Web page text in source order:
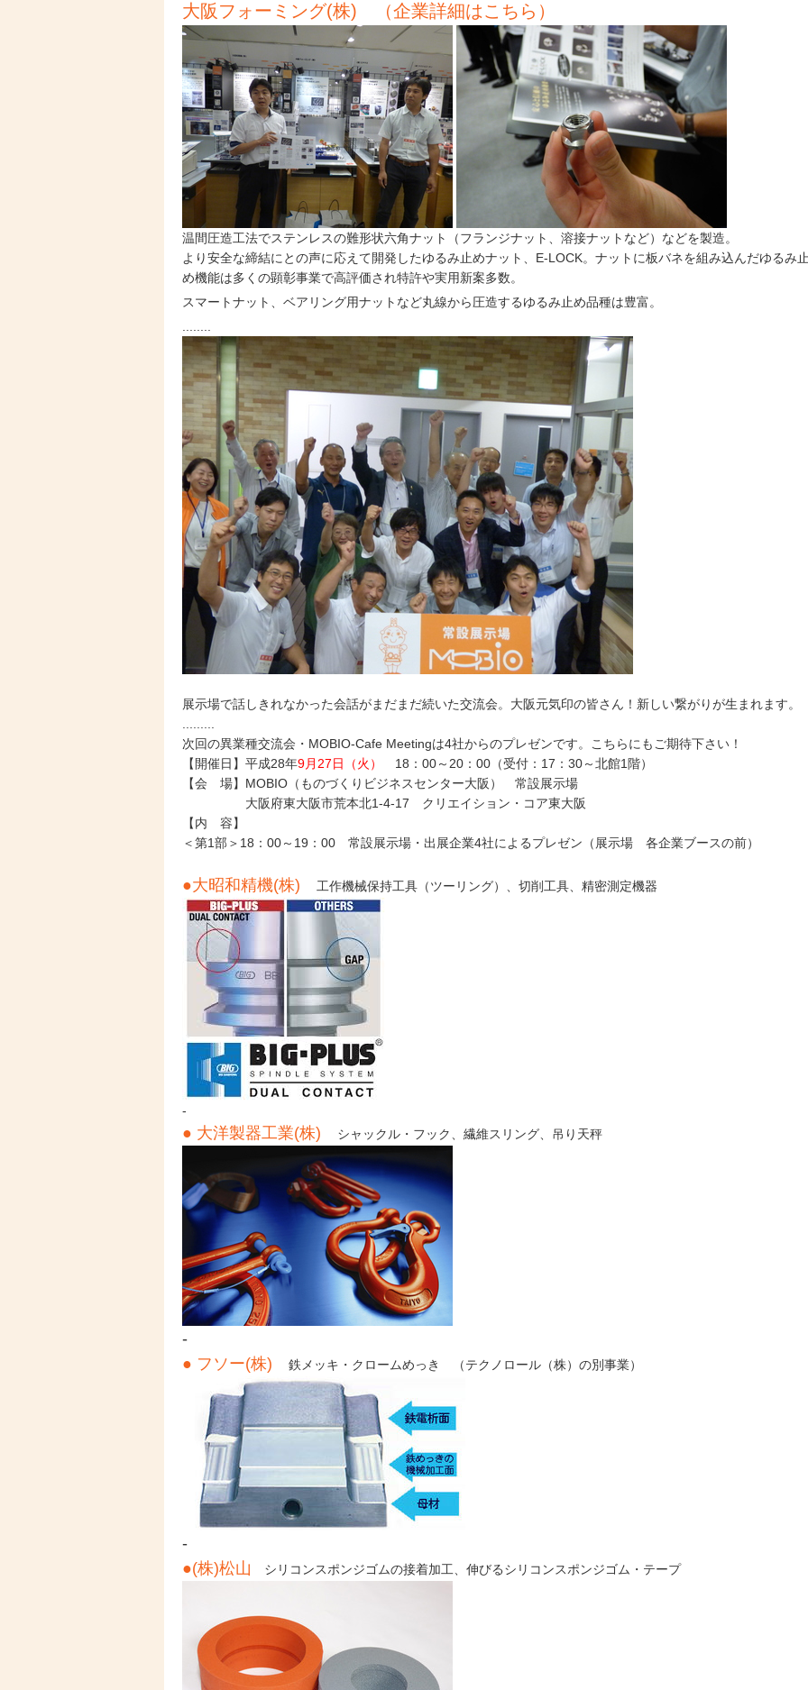
大阪フォーミング(株) （企業詳細はこちら）
温間圧造工法でステンレスの難形状六角ナット（フランジナット、溶接ナットなど）などを製造。
より安全な締結にとの声に応えて開発したゆるみ止めナット、E-LOCK。 ナットに板バネを組み込んだゆるみ
め機能は多くの顕彰事業で高評価され特許や実用新案多数。
スマートナット、 ベアリング用ナットなど丸線から圧造するゆるみ止め品種は豊富。
........
展示場で話しきれなかった会話がまだまだ続いた交流会。大阪元気印の皆さん！新しい繋がりが生まれます。
.........
次回の異業種交流会・MOBIO-Cafe Meetingは4社からのプレゼンです。こちらにもご期待下さい！
【開催日】平成28年9月27日（火）
18：00～20：00（受付：17：30～北館1階）
【会 場】MOBIO（ものづくりビジネスセンター大阪） 常設展示場
大阪府東大阪市荒本北1-4-17 クリエイション・コア東大阪
【内 容】
＜第1部＞18：00～19：00 常設展示場・出展企業4社によるプレゼン（展示場 各企業ブースの前）
●大昭和精機(株) 工作機械保持工具（ツーリング）、切削工具、精密測定機器
-
● 大洋製器工業(株) シャックル・フック、 繊維スリング、 吊り天秤
-
● フソー(株)
鉄メッキ・クロームめっき （テクノロール（株）の別事業）
-
●(株)松山
シリコンスポンジゴムの接着加工、伸びるシリコンスポンジゴム・テープ